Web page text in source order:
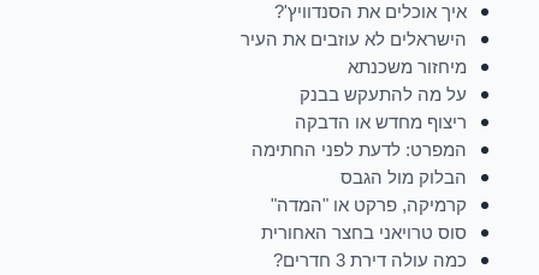
איך אוכלים את הסנדוויץ'?
הישראלים לא עוזבים את העיר
מיחזור משכנתא
על מה להתעקש בבנק
ריצוף מחדש או הדבקה
המפרט: לדעת לפני החתימה
הבלוק מול הגבס
קרמיקה, פרקט או "המדה"
סוס טרויאני בחצר האחורית
כמה עולה דירת 3 חדרים?